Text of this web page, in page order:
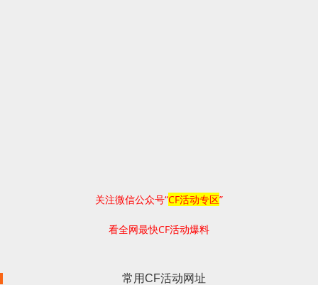
关注微信公众号“CF活动专区”
看全网最快CF活动爆料
常用CF活动网址